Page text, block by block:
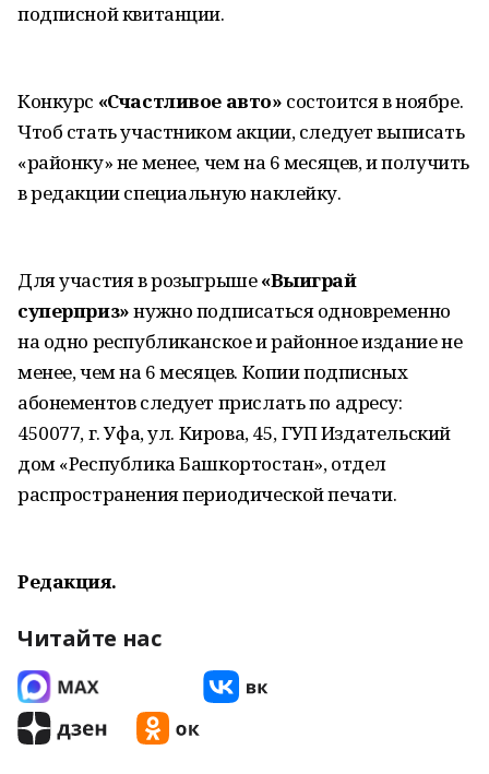
подписной квитанции.
Конкурс «Счастливое авто» состоится в ноябре.
Чтоб стать участником акции, следует выписать
«районку» не менее, чем на 6 месяцев, и получить
в редакции специальную наклейку.
Для участия в розыгрыше«Выиграй
суперприз»нужно подписаться одновременно
на одно республиканское и районное издание не
менее, чем на 6 месяцев. Копии подписных
абонементов следует прислать по адресу:
450077, г. Уфа, ул. Кирова, 45, ГУП Издательский
дом «Республика Башкортостан», отдел
распространения периодической печати.
Редакция.
Читайте нас